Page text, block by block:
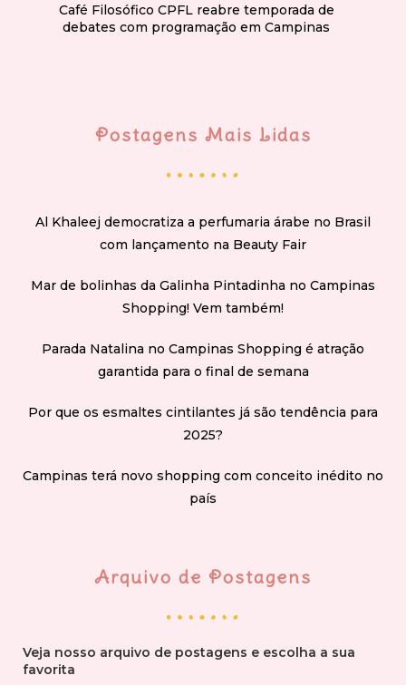
Café Filosófico CPFL reabre temporada de
debates com programação em Campinas
Postagens Mais Lidas
Al Khaleej democratiza a perfumaria árabe no Brasil
com lançamento na Beauty Fair
Mar de bolinhas da Galinha Pintadinha no Campinas
Shopping! Vem também!
Parada Natalina no Campinas Shopping é atração
garantida para o final de semana
Por que os esmaltes cintilantes já são tendência para
2025?
Campinas terá novo shopping com conceito inédito no
país
Arquivo de Postagens
Veja nosso arquivo de postagens e escolha a sua
favorita